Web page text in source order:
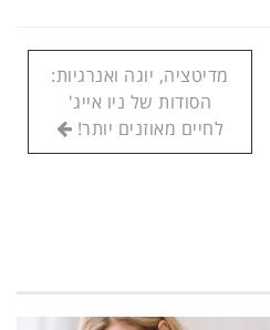
מדיטציה, יוגה ואנרגיות:
הסודות של ניו אייג'
לחיים מאוזנים יותר!